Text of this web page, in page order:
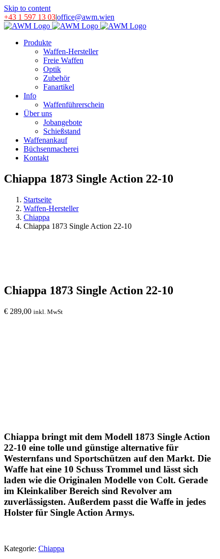
Skip to content
+43 1 597 13 03|office@awm.wien
Produkte
Waffen-Hersteller
Freie Waffen
Optik
Zubehör
Fanartikel
Info
Waffenführerschein
Über uns
Jobangebote
Schießstand
Waffenankauf
Büchsenmacherei
Kontakt
Chiappa 1873 Single Action 22-10
Startseite
Waffen-Hersteller
Chiappa
Chiappa 1873 Single Action 22-10
Chiappa 1873 Single Action 22-10
€ 289,00 inkl. MwSt
Chiappa bringt mit dem Modell 1873 Single Action
22-10 eine tolle und günstige alternative für
Westernfans und Sportschützen auf den Markt. Die
Waffe hat eine 10 Schuss Trommel und lässt sich
laden wie die Originalen Modelle von Colt. Gerade
im Kleinkaliber Bereich sind Revolver am
zuverlässigsten. Außerdem passt die Waffe in jedes
Holster für Single Action Armys.
Kategorie: Chiappa